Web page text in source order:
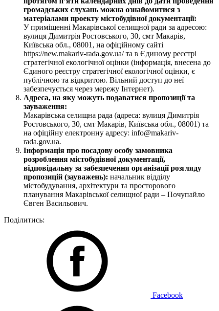
громадських слухань можна ознайомитися з
матеріалами проекту містобудівної документації:
У приміщенні Макарівської селищної ради за адресою:
вулиця Димитрія Ростовського, 30, смт Макарів,
Київська обл., 08001, на офіційному сайті
https://new.makariv-rada.gov.ua/ та в Єдиному реєстрі
стратегічної екологічної оцінки (інформація, внесена до
Єдиного реєстру стратегічної екологічної оцінки, є
публічною та відкритою. Вільний доступ до неї
забезпечується через мережу Інтернет).
Адреса, на яку можуть подаватися пропозиції та
зауваження:
Макарівська селищна рада (адреса: вулиця Димитрія
Ростовського, 30, смт Макарів, Київська обл., 08001) та
на офіційну електронну адресу: info@makariv-
rada.gov.ua.
Інформація про посадову особу замовника
розроблення містобудівної документації,
відповідальну за забезпечення організації розгляду
пропозицій (зауважень): начальник відділу
містобудування, архітектури та просторового
планування Макарівської селищної ради – Почупайло
Євген Васильович.
Поділитись:
Facebook